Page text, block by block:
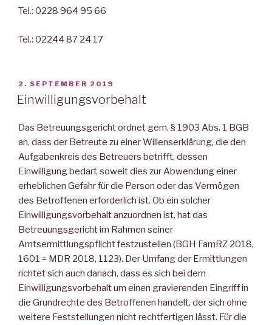
Tel.: 0228 964 95 66
Tel.: 02244 87 24 17
VERÖFFENTLICHT
AM
2. SEPTEMBER 2019
Einwilligungsvorbehalt
Das Betreuungsgericht ordnet gem. § 1903 Abs. 1 BGB
an, dass der Betreute zu einer Willenserklärung, die den
Aufgabenkreis des Betreuers betrifft, dessen
Einwilligung bedarf, soweit dies zur Abwendung einer
erheblichen Gefahr für die Person oder das Vermögen
des Betroffenen erforderlich ist. Ob ein solcher
Einwilligungsvorbehalt anzuordnen ist, hat das
Betreuungsgericht im Rahmen seiner
Amtsermittlungspflicht festzustellen (BGH FamRZ 2018,
1601 = MDR 2018, 1123). Der Umfang der Ermittlungen
richtet sich auch danach, dass es sich bei dem
Einwilligungsvorbehalt um einen gravierenden Eingriff in
die Grundrechte des Betroffenen handelt, der sich ohne
weitere Feststellungen nicht rechtfertigen lässt. Für die